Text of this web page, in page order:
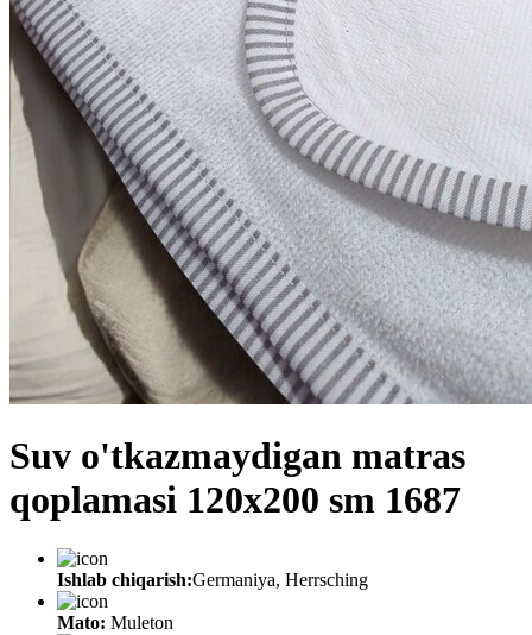
Suv o'tkazmaydigan matras
qoplamasi 120x200 sm 1687
Ishlab chiqarish:Germaniya, Herrsching
Mato: Muleton